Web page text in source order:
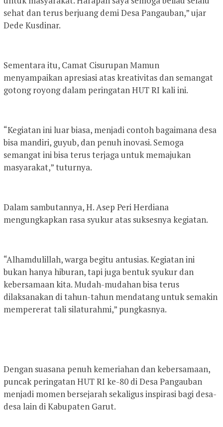
sehat dan terus berjuang demi Desa Pangauban,” ujar
Dede Kusdinar.
Sementara itu, Camat Cisurupan Mamun
menyampaikan apresiasi atas kreativitas dan semangat
gotong royong dalam peringatan HUT RI kali ini.
“Kegiatan ini luar biasa, menjadi contoh bagaimana desa
bisa mandiri, guyub, dan penuh inovasi. Semoga
semangat ini bisa terus terjaga untuk memajukan
masyarakat,” tuturnya.
Dalam sambutannya, H. Asep Peri Herdiana
mengungkapkan rasa syukur atas suksesnya kegiatan.
“Alhamdulillah, warga begitu antusias. Kegiatan ini
bukan hanya hiburan, tapi juga bentuk syukur dan
kebersamaan kita. Mudah-mudahan bisa terus
dilaksanakan di tahun-tahun mendatang untuk semakin
mempererat tali silaturahmi,” pungkasnya.
Dengan suasana penuh kemeriahan dan kebersamaan,
puncak peringatan HUT RI ke-80 di Desa Pangauban
menjadi momen bersejarah sekaligus inspirasi bagi desa-
desa lain di Kabupaten Garut.